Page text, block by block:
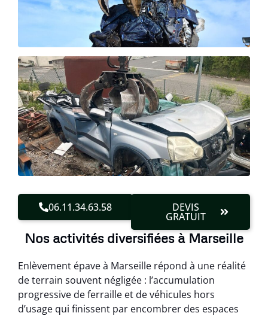
06.11.34.63.58 DEVIS
GRATUIT
Nos activités diversifiées à Marseille
Enlèvement épave à Marseille répond à une réalité
de terrain souvent négligée : l’accumulation
progressive de ferraille et de véhicules hors
d’usage qui finissent par encombrer des espaces